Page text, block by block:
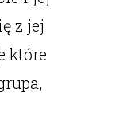
z jej
które